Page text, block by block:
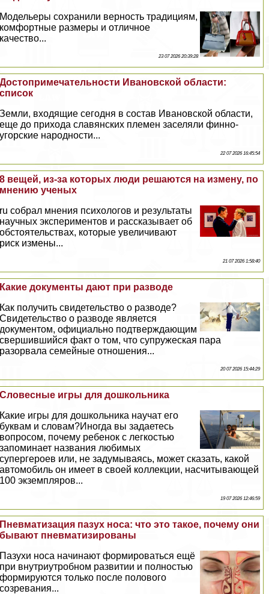
Модельеры сохранили верность традициям,
комфортные размеры и отличное
качество...
23 07 2026 20:39:28
Достопримечательности Ивановской области:
список
Земли, входящие сегодня в состав Ивановской области,
еще до прихода славянских племен заселяли финно-
угорские народности...
22 07 2026 16:45:54
8 вещей, из-за которых люди решаются на измену, по
мнению ученых
ru собрал мнения психологов и результаты
научных экспериментов и рассказывает об
обстоятельствах, которые увеличивают
риск измены...
21 07 2026 1:58:40
Какие документы дают при разводе
Как получить свидетельство о разводе?
Свидетельство о разводе является
документом, официально подтверждающим
свершившийся факт о том, что супружеская пара
разорвала семейные отношения...
20 07 2026 15:44:29
Словесные игры для дошкольника
Какие игры для дошкольника научат его
буквам и словам?Иногда вы задаетесь
вопросом, почему ребенок с легкостью
запоминает названия любимых
супергероев или, не задумываясь, может сказать, какой
автомобиль он имеет в своей коллекции, насчитывающей
100 экземпляров...
19 07 2026 12:46:59
Пневматизация пазух носа: что это такое, почему они
бывают пневматизированы
Пазухи носа начинают формироваться ещё
при внутриутробном развитии и полностью
формируются только после пoлoвoго
созревания...